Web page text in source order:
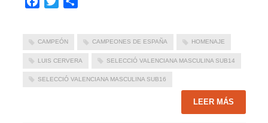
CAMPEÓN CAMPEONES DE ESPAÑA HOMENAJE
LUIS CERVERA SELECCIÓ VALENCIANA MASCULINA SUB14
SELECCIÓ VALENCIANA MASCULINA SUB16
LEER MÁS